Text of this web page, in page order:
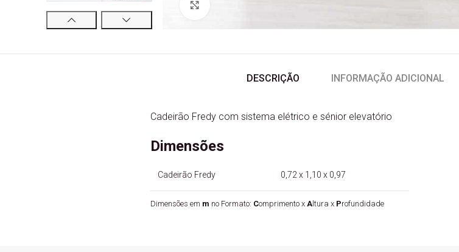
DESCRIÇÃO INFORMAÇÃO ADICIONAL
Cadeirão Fredy com sistema elétrico e sénior elevatório
Dimensões
Cadeirão Fredy 0,72 x 1,10 x 0,97
Dimensões em m no Formato: Comprimento x Altura x Profundidade